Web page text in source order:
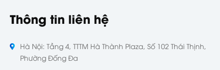
Thông tin liên hệ
Hà Nội: Tầng 4, TTTM Hà Thành Plaza, Số 102 Thái Thịnh,
Phường Đống Đa